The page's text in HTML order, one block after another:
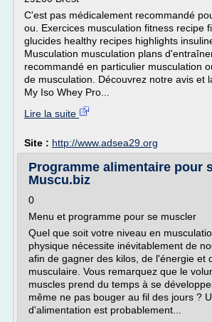
C'est pas médicalement recommandé
ou. Exercices musculation fitness recipe
glucides healthy recipes highlights
Musculation musculation plans
recommandé en particulier musculation
de musculation. Découvrez notre avis et
My Iso Whey Pro...
Lire la suite
Site : http://www.adsea29.org
Programme alimentaire pour
Muscu.biz
0
Menu et programme pour se muscler
Quel que soit votre niveau en
physique nécessite inévitablement de
afin de gagner des kilos, de l'énergie et
musculaire. Vous remarquez que le
muscles prend du temps à se
même ne pas bouger au fil des jours ?
d'alimentation est probablement...